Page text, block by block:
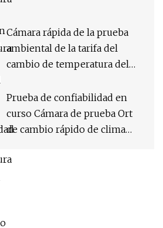
Cámara rápida de la prueba
ambiental de la tarifa del
cambio de temperatura del
Prueba de confiabilidad en
curso Cámara de prueba Ort
de cambio rápido de clima